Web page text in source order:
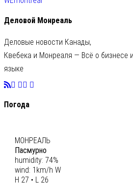
Деловой Монреаль
Деловые новости Канады,
Квебека и Монреаля — Всё о бизнесе
языке
Погода
МОНРЕАЛЬ
Пасмурно
humidity: 74%
wind: 1km/h W
H 27 • L 26